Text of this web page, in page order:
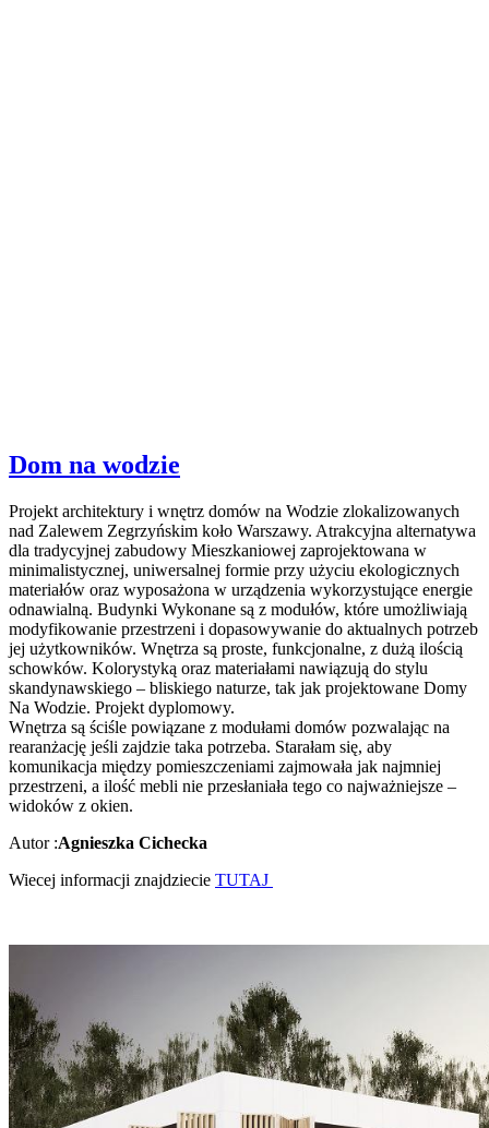
Dom na wodzie
Projekt architektury i wnętrz domów na Wodzie zlokalizowanych
nad Zalewem Zegrzyńskim koło Warszawy. Atrakcyjna alternatywa
dla tradycyjnej zabudowy Mieszkaniowej zaprojektowana w
minimalistycznej, uniwersalnej formie przy użyciu ekologicznych
materiałów oraz wyposażona w urządzenia wykorzystujące energie
odnawialną. Budynki Wykonane są z modułów, które umożliwiają
modyfikowanie przestrzeni i dopasowywanie do aktualnych potrzeb
jej użytkowników. Wnętrza są proste, funkcjonalne, z dużą ilością
schowków. Kolorystyką oraz materiałami nawiązują do stylu
skandynawskiego – bliskiego naturze, tak jak projektowane Domy
Na Wodzie. Projekt dyplomowy.
Wnętrza są ściśle powiązane z modułami domów pozwalając na
rearanżację jeśli zajdzie taka potrzeba. Starałam się, aby
komunikacja między pomieszczeniami zajmowała jak najmniej
przestrzeni, a ilość mebli nie przesłaniała tego co najważniejsze –
widoków z okien.
Autor :Agnieszka Cichecka
Wiecej informacji znajdziecie TUTAJ